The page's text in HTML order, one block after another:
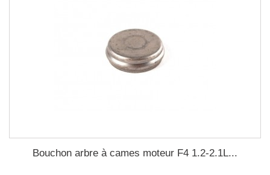
Bouchon arbre à cames moteur F4 1.2-2.1L...